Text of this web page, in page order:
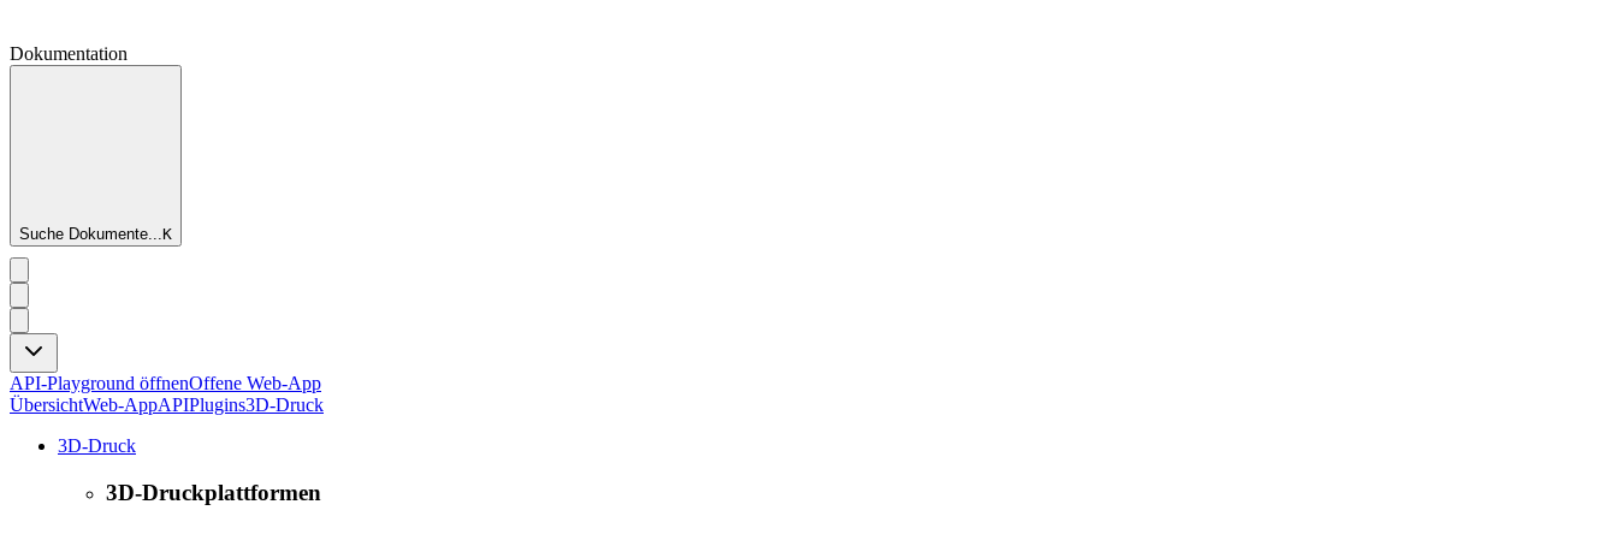
Dokumentation
Suche Dokumente...K
API-Playground öffnenOffene Web-App
ÜbersichtWeb-AppAPIPlugins3D-Druck
3D-Druck
3D-Druckplattformen